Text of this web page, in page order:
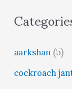
aarkshan(5)
cockroach